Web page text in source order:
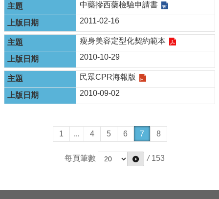
中藥摻西藥檢驗申請書
2011-02-16
瘦身美容定型化契約範本
2010-10-29
民眾CPR海報版
2010-09-02
1 ... 4 5 6 7 8
每頁筆數 / 153